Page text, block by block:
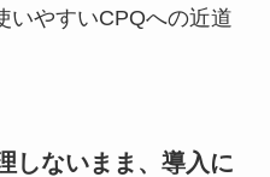
いやすいCPQへの近道
しないまま、導入に